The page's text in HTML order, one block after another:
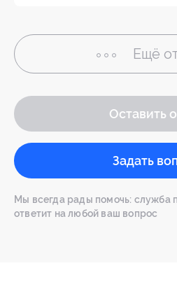
Ещё
Оставить
Задать
Мы всегда рады помочь: служба
ответит на любой ваш вопрос